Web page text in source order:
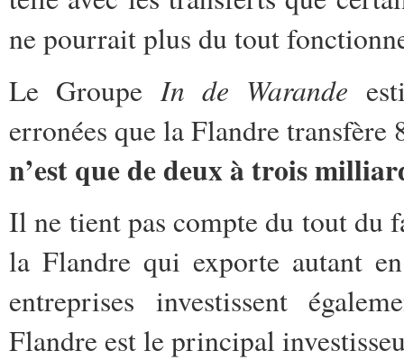
ne pourrait plus du tout
Le GroupeIn de Warande
erronées que la Flandre
n’est que de deux à trois
Il ne tient pas compte du tout du
la Flandre qui exporte autant
entreprises investissent
Flandre est le principal